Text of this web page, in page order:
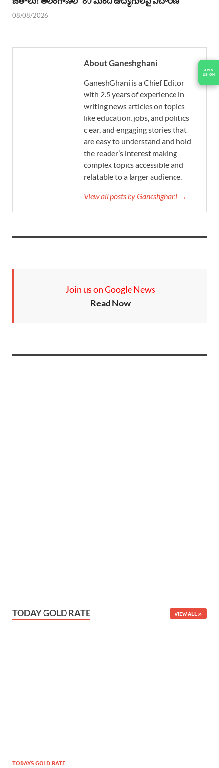
JOIN
US ON
08/08/2026
About Ganeshghani
GaneshGhani is a Chief Editor
with 2.5 years of experience in
writing news articles on topics
like education, jobs, and politics
clear, and engaging stories that
are easy to understand and hold
the reader’s interest making
complex topics accessible and
relatable to a larger audience.
View all posts by Ganeshghani →
Join us on Google News
Read Now
TODAY GOLD RATE VIEW ALL
TODAYS GOLD RATE